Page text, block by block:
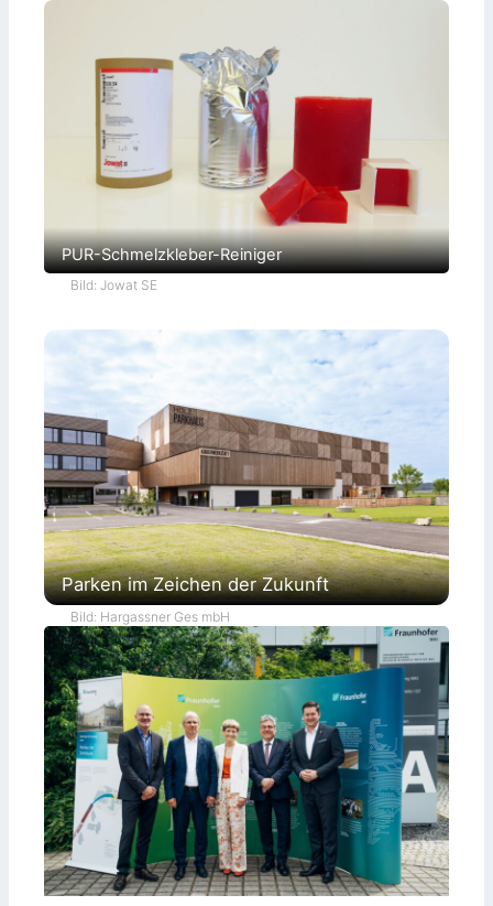
PUR-Schmelzkleber-Reiniger
Bild: Jowat SE
Parken im Zeichen der Zukunft
Bild: Hargassner Ges mbH